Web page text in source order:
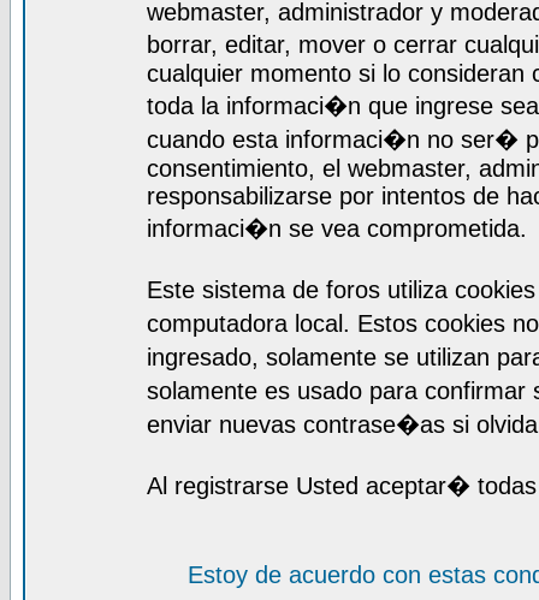
webmaster, administrador y
borrar, editar, mover o cerrar
cualquier momento si lo consideran
toda la informaci�n que ingrese
cuando esta informaci�n no ser�
consentimiento, el webmaster,
responsabilizarse por intentos de
informaci�n se vea comprometida.
Este sistema de foros utiliza
computadora local. Estos cookies
ingresado, solamente se utilizan
solamente es usado para
enviar nuevas contrase�as si
Al registrarse Usted aceptar�
Estoy de acuerdo con estas